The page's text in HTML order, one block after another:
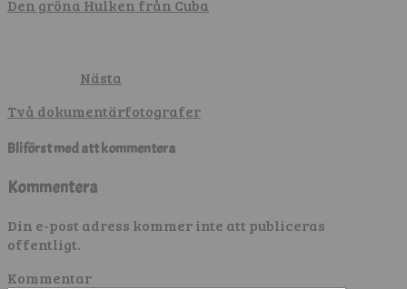
Den gröna Hulken från Cuba
Nästa
Två dokumentärfotografer
Bli först med att kommentera
Kommentera
Din e-post adress kommer inte att publiceras
offentligt.
Kommentar